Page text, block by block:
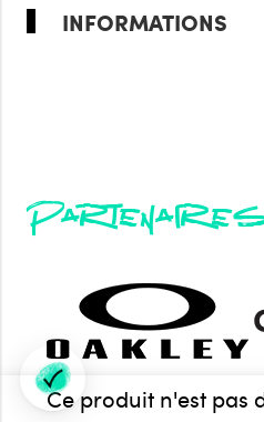
INFORMATIONS
Ce produit n'est pas